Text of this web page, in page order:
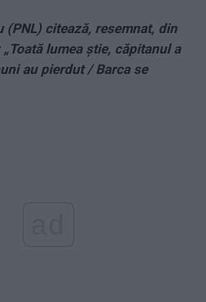
(PNL) citează, resemnat, din
lumea știe, căpitanul a
au pierdut / Barca se